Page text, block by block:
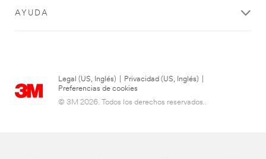
AYUDA
Legal (US, Inglés) Privacidad (US, Inglés)
Preferencias de cookies
© 3M 2026. Todos los derechos reservados..